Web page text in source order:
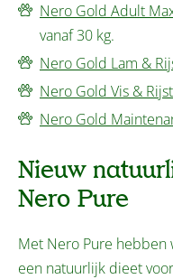
Nero Gold Adult
vanaf 30 kg.
Nero Gold Lam &
Nero Gold Vis & Rijst
Nero Gold
Nieuw
Nero Pure
Met Nero Pure hebben
een natuurlijk dieet